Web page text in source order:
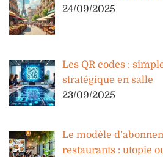
24/09/2025
Les QR codes :
stratégique en salle
23/09/2025
Le modèle
restaurants : utopie